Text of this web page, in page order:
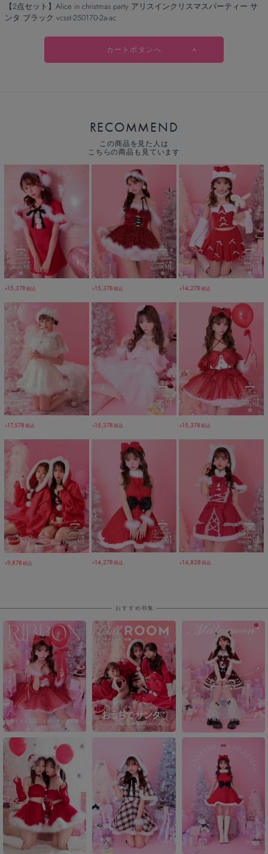
【2点セット】Alice in christmas party アリスインクリスマスパーティー サ
ンタ ブラック vcsst-250170-2a-ac
カートボタンへ
RECOMMEND
この商品を見た人は
こちらの商品も見ています
￥15,378税込 ￥15,378税込 ￥14,278税込
￥17,578税込 ￥15,378税込 ￥15,378税込
￥9,878税込 ￥14,278税込 ￥14,828税込
おすすめ特集